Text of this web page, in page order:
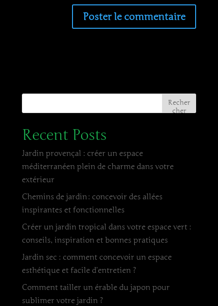
Recher
cher
Recent Posts
Jardin provençal : créer un espace
méditerranéen plein de charme dans votre
extérieur
Chemins de jardin : concevoir des allées
inspirantes et fonctionnelles
Créer un jardin tropical dans votre espace vert :
conseils, inspiration et bonnes pratiques
Jardin sec : comment concevoir un espace
esthétique et facile d’entretien ?
Comment tailler un érable du japon pour
sublimer votre jardin ?